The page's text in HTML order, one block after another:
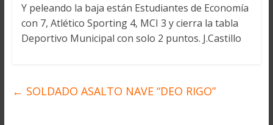
Y peleando la baja están Estudiantes de Economía
con 7, Atlético Sporting 4, MCI 3 y cierra la tabla
Deportivo Municipal con solo 2 puntos. J.Castillo
← SOLDADO ASALTO NAVE “DEO RIGO”